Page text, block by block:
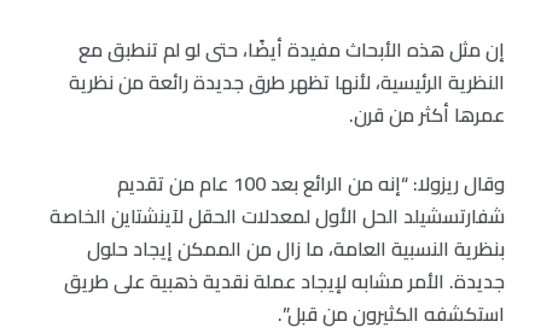
إن مثل هذه الأبحاث مفيدة أيضًا، حتى لو لم تنطبق مع
النظرية الرئيسية، لأنها تظهر طرق جديدة رائعة من نظرية
عمرها أكثر من قرن.
وقال ريزولا: “إنه من الرائع بعد 100 عام من تقديم
شفارتسشيلد الحل الأول لمعدلات الحقل لآينشتاين الخاصة
بنظرية النسبية العامة، ما زال من الممكن إيجاد حلول
جديدة. الأمر مشابه لإيجاد عملة نقدية ذهبية على طريق
استكشفه الكثيرون من قبل”.